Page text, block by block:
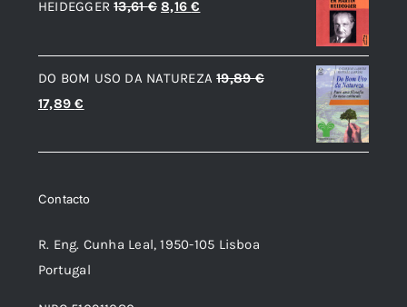
HEIDEGGER 13,61€ O
original
era:
8,16€
atual
é:
DO BOM USO DA NATUREZA 19,89€
O
original
19,89 €.
17,89€
atual
17,89 €.
Contacto
R. Eng. Cunha Leal, 1950-105 Lisboa
Portugal